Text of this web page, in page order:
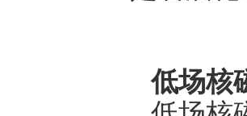
低场核